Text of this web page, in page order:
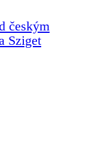
českým
Sziget